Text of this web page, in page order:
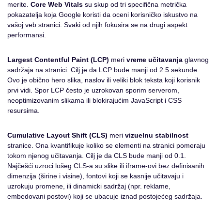
merite. Core Web Vitals su skup od tri specifična metrička
pokazatelja koja Google koristi da oceni korisničko iskustvo na
vašoj veb stranici. Svaki od njih fokusira se na drugi aspekt
performansi.
Largest Contentful Paint (LCP) meri vreme učitavanja glavnog
sadržaja na stranici. Cilj je da LCP bude manji od 2.5 sekunde.
Ovo je obično hero slika, naslov ili veliki blok teksta koji korisnik
prvi vidi. Spor LCP često je uzrokovan sporim serverom,
neoptimizovanim slikama ili blokirajućim JavaScript i CSS
resursima.
Cumulative Layout Shift (CLS) meri vizuelnu stabilnost
stranice. Ona kvantifikuje koliko se elementi na stranici pomeraju
tokom njenog učitavanja. Cilj je da CLS bude manji od 0.1.
Najčešći uzroci lošeg CLS-a su slike ili iframe-ovi bez definisanih
dimenzija (širine i visine), fontovi koji se kasnije učitavaju i
uzrokuju promene, ili dinamicki sadržaj (npr. reklame,
embedovani postovi) koji se ubacuje iznad postojećeg sadržaja.